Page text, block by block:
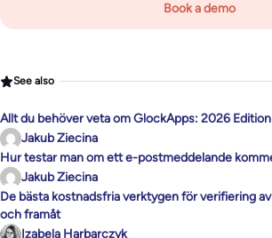
Book a demo
See also
Allt du behöver veta om GlockApps: 2026 Edition
Jakub Ziecina
Hur testar man om ett e-postmeddelande
Jakub Ziecina
De bästa kostnadsfria verktygen för verifiering
och framåt
Izabela Harbarczyk